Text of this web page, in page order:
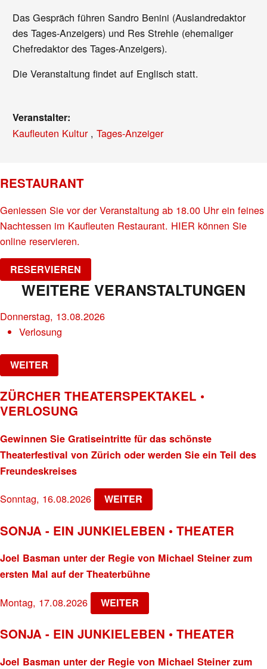
Das Gespräch führen Sandro Benini (Auslandredaktor
des Tages-Anzeigers) und Res Strehle (ehemaliger
Chefredaktor des Tages-Anzeigers).
Die Veranstaltung findet auf Englisch statt.
Veranstalter:
Kaufleuten Kultur ,Tages-Anzeiger
RESTAURANT
Geniessen Sie vor der Veranstaltung ab 18.00 Uhr ein feines
Nachtessen im Kaufleuten Restaurant. HIER können Sie
online reservieren.
RESERVIEREN
WEITERE VERANSTALTUNGEN
Donnerstag, 13.08.2026
Verlosung
WEITER
ZÜRCHER THEATERSPEKTAKEL •
VERLOSUNG
Gewinnen Sie Gratiseintritte für das schönste
Theaterfestival von Zürich oder werden Sie ein Teil des
Freundeskreises
Sonntag, 16.08.2026 WEITER
SONJA - EIN JUNKIELEBEN • THEATER
Joel Basman unter der Regie von Michael Steiner zum
ersten Mal auf der Theaterbühne
Montag, 17.08.2026 WEITER
SONJA - EIN JUNKIELEBEN • THEATER
Joel Basman unter der Regie von Michael Steiner zum